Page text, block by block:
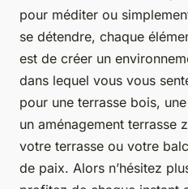
pour méditer ou
se détendre, chaque
est de créer un
dans lequel vous vous
pour une terrasse bois,
un aménagement terrasse
votre terrasse ou votre
de paix. Alors n’hésitez